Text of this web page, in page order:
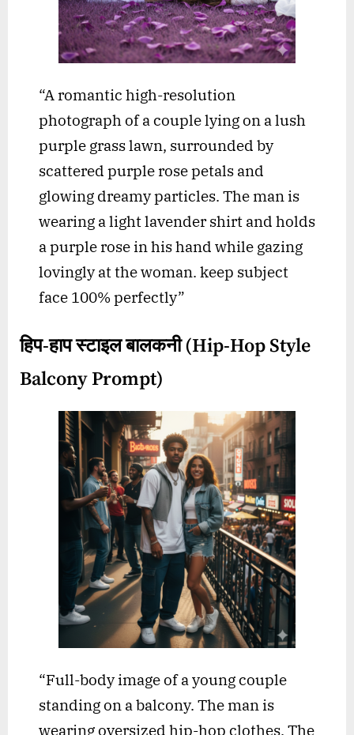
“A romantic high-resolution
photograph of a couple lying on a lush
purple grass lawn, surrounded by
scattered purple rose petals and
glowing dreamy particles. The man is
wearing a light lavender shirt and holds
a purple rose in his hand while gazing
lovingly at the woman. keep subject
face 100% perfectly”
हिप-हाप स्टाइल बालकनी (Hip-Hop Style
Balcony Prompt)
“Full-body image of a young couple
standing on a balcony. The man is
wearing oversized hip-hop clothes. The